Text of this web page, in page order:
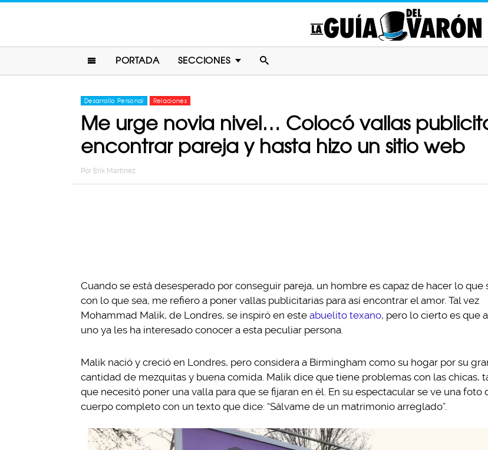
PORTADA SECCIONES
Desarrollo Personal Relaciones
Me urge novia nivel… Colocó vallas
encontrar pareja y hasta hizo un sitio web
Por Erik Martinez
Cuando se está desesperado por conseguir pareja, un hombre es capaz de hacer lo que
con lo que sea, me refiero a poner vallas publicitarias para así encontrar el amor. Tal vez
Mohammad Malik, de Londres, se inspiró en este abuelito texano, pero lo cierto es que
uno ya les ha interesado conocer a esta peculiar persona.
Malik nació y creció en Londres, pero considera a Birmingham como su hogar por su
cantidad de mezquitas y buena comida. Malik dice que tiene problemas con las chicas,
que necesitó poner una valla para que se fijaran en él. En su espectacular se ve una foto
cuerpo completo con un texto que dice: “Sálvame de un matrimonio arreglado”.